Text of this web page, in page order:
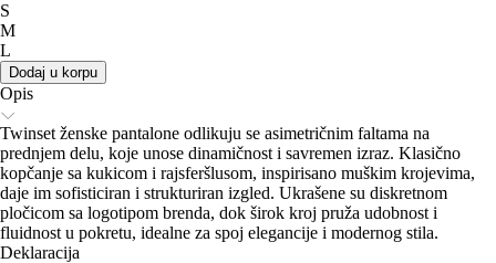
S
M
L
Dodaj u korpu
Opis
Twinset ženske pantalone odlikuju se asimetričnim faltama na
prednjem delu, koje unose dinamičnost i savremen izraz. Klasično
kopčanje sa kukicom i rajsferšlusom, inspirisano muškim krojevima,
daje im sofisticiran i strukturiran izgled. Ukrašene su diskretnom
pločicom sa logotipom brenda, dok širok kroj pruža udobnost i
fluidnost u pokretu, idealne za spoj elegancije i modernog stila.
Deklaracija